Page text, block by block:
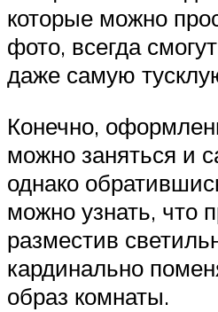
которые можно
фото, всегда
даже самую
Конечно,
можно заняться и
однако
можно узнать, что
разместив
кардинально
образ комнаты.